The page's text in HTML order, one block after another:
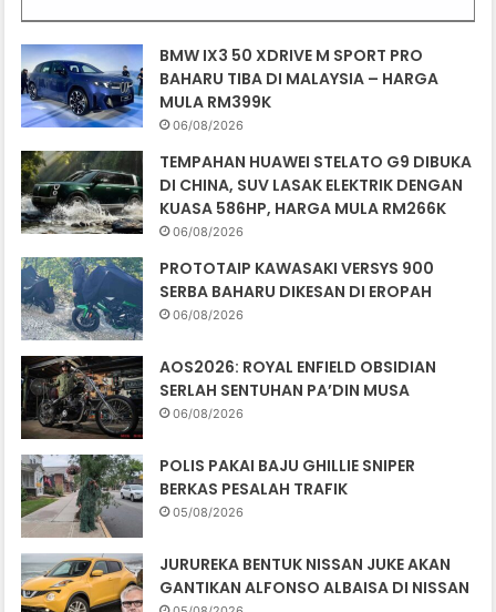
BMW IX3 50 XDRIVE M SPORT PRO
BAHARU TIBA DI MALAYSIA – HARGA
MULA RM399K
06/08/2026
TEMPAHAN HUAWEI STELATO G9 DIBUKA
DI CHINA, SUV LASAK ELEKTRIK DENGAN
KUASA 586HP, HARGA MULA RM266K
06/08/2026
PROTOTAIP KAWASAKI VERSYS 900
SERBA BAHARU DIKESAN DI EROPAH
06/08/2026
AOS2026: ROYAL ENFIELD OBSIDIAN
SERLAH SENTUHAN PA’DIN MUSA
06/08/2026
POLIS PAKAI BAJU GHILLIE SNIPER
BERKAS PESALAH TRAFIK
05/08/2026
JURUREKA BENTUK NISSAN JUKE AKAN
GANTIKAN ALFONSO ALBAISA DI NISSAN